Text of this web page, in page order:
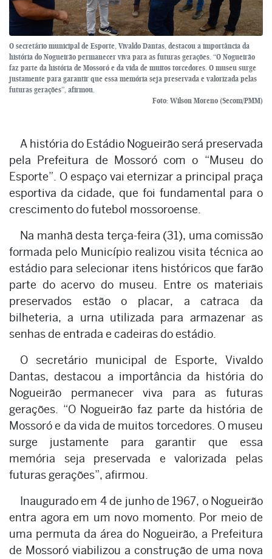
O secretário municipal de Esporte, Vivaldo Dantas, destacou a importância da
história do Nogueirão permanecer viva para as futuras gerações. “O Nogueirão
faz parte da história de Mossoró e da vida de muitos torcedores. O museu surge
justamente para garantir que essa memória seja preservada e valorizada pelas
futuras gerações”, afirmou.
Foto: Wilson Moreno (Secom/PMM)
A história do Estádio Nogueirão será preservada
pela Prefeitura de Mossoró com o “Museu do
Esporte”. O espaço vai eternizar a principal praça
esportiva da cidade, que foi fundamental para o
crescimento do futebol mossoroense.
Na manhã desta terça-feira (31), uma comissão
formada pelo Município realizou visita técnica ao
estádio para selecionar itens históricos que farão
parte do acervo do museu. Entre os materiais
preservados estão o placar, a catraca da
bilheteria, a urna utilizada para armazenar as
senhas de entrada e cadeiras do estádio.
O secretário municipal de Esporte, Vivaldo
Dantas, destacou a importância da história do
Nogueirão permanecer viva para as futuras
gerações. “O Nogueirão faz parte da história de
Mossoró e da vida de muitos torcedores. O museu
surge justamente para garantir que essa
memória seja preservada e valorizada pelas
futuras gerações”, afirmou.
Inaugurado em 4 de junho de 1967, o Nogueirão
entra agora em um novo momento. Por meio de
uma permuta da área do Nogueirão, a Prefeitura
de Mossoró viabilizou a construção de uma nova